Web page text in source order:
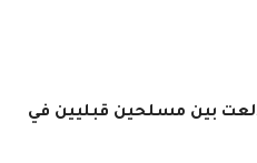
بين مسلحين قبليين في